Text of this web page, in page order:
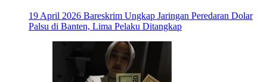
19 April 2026 Bareskrim Ungkap Jaringan Peredaran Dolar
Palsu di Banten, Lima Pelaku Ditangkap